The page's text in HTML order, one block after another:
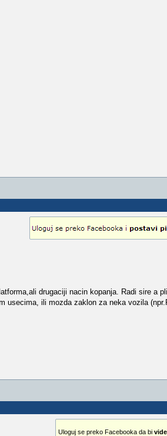
drugaciji nacin kopanja. Radi sire a
usecima, ili mozda zaklon za neka vozila
Uloguj se preko Facebooka da bi